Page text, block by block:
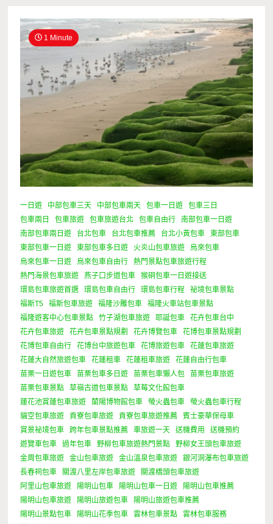
1 Minute
一日遊 中部包車三天 中部包車兩天 包車一日遊
包車三日
包車兩日
包車旅遊 包車旅遊台北 包車自由行
南部包車一日遊
南部包車兩日遊
台北包車 台北包車推薦 台北小黃包車
東部包車
東部包車一日遊
東部包車多日遊 火炎山包車旅遊
烏來包車
烏來包車一日遊
烏來包車自由行
熱門景點包車旅遊行程
熱門海景包車旅遊
燕子口步道包車
猴硐包車一日遊接送
環島包車旅遊首選
環島包車自由行 環島包車行程
祕境包車景點
福斯T5
福斯包車旅遊 福隆沙雕包車
福隆火車站包車景點
福隆遊客中心包車景點
竹子湖包車旅遊 耶誕包車
花卉包車台中
花卉包車旅遊
花卉包車景點規劃 花卉博覽包車
花博包車景點規劃
花博包車自由行
花博台中旅遊包車 花博旅遊包車
花蓮包車旅遊
花蓮大自然旅遊包車
花蓮租車 花蓮租車旅遊
花蓮自由行包車
苗栗一日遊包車
苗栗包車多日遊 苗栗包車懶人包
苗栗包車旅遊
苗栗包車景點
草嶺古道包車景點
草莓文化館包車
蓮花池賞蓮包車旅遊
蘭陽博物館包車 螢火蟲包車
螢火蟲包車行程
貓空包車旅遊
貢寮包車旅遊 貢寮包車旅遊推薦
賓士豪華保母車
賞景祕境包車
跨年包車景點推薦 車旅遊一天 送機費用
送機預約
遊覽車包車
過年包車 野柳包車旅遊熱門景點
野柳女王頭包車旅遊
金周包車旅遊
金山包車旅遊 金山溫泉包車旅遊
銀河洞瀑布包車旅遊
長春祠包車
關渡八里左岸包車旅遊
關渡橋頭包車旅遊
阿里山包車旅遊
陽明山包車 陽明山包車一日遊
陽明山包車推薦
陽明山包車旅遊
陽明山旅遊包車
陽明山旅遊包車推薦
陽明山景點包車
陽明山花季包車 雲林包車景點
雲林包車服務